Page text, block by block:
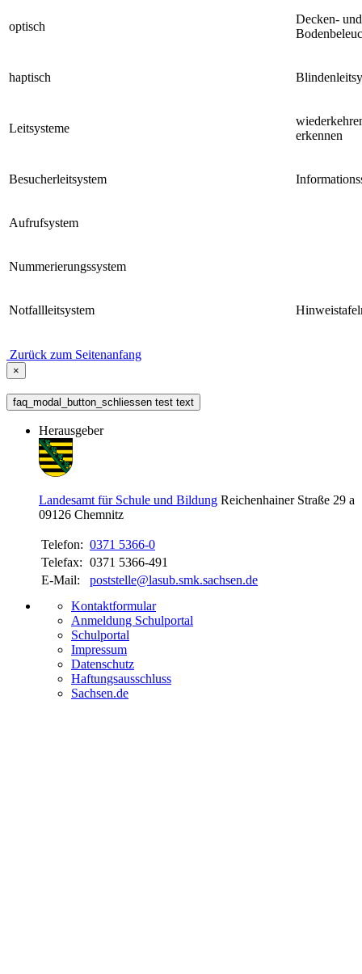
optisch
Decken- und
haptisch
Leitsysteme
erkennen
Besucherleitsystem
Aufrufsystem
Nummerierungssystem
Notfallleitsystem
Zurück zum Seitenanfang
×
faq_modal_button_schliessen test text
Herausgeber
Landesamt für Schule und Bildung Reichenhainer Straße 29 a
09126 Chemnitz
Telefon: 0371 5366-0
Telefax: 0371 5366-491
E-Mail:
poststelle@lasub.smk.sachsen.de
Kontaktformular
Anmeldung Schulportal
Schulportal
Impressum
Datenschutz
Haftungsausschluss
Sachsen.de